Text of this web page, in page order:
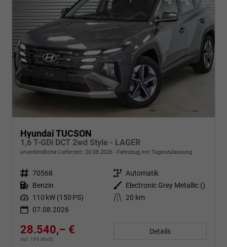
Hyundai TUCSON
1,6 T-GDi DCT 2wd Style - LAGER
unverbindliche Lieferzeit: 20.08.2026 Fahrzeug mit Tageszulassung
Fahrzeugnr. 70568 Getriebe Automatik
Kraftstoff Benzin Außenfarbe
Electronic Grey Metallic ()
Leistung 110 kW (150 PS) Kilometerstand 20 km
07.08.2026
28.540,– €
incl. 19% MwSt.
Details